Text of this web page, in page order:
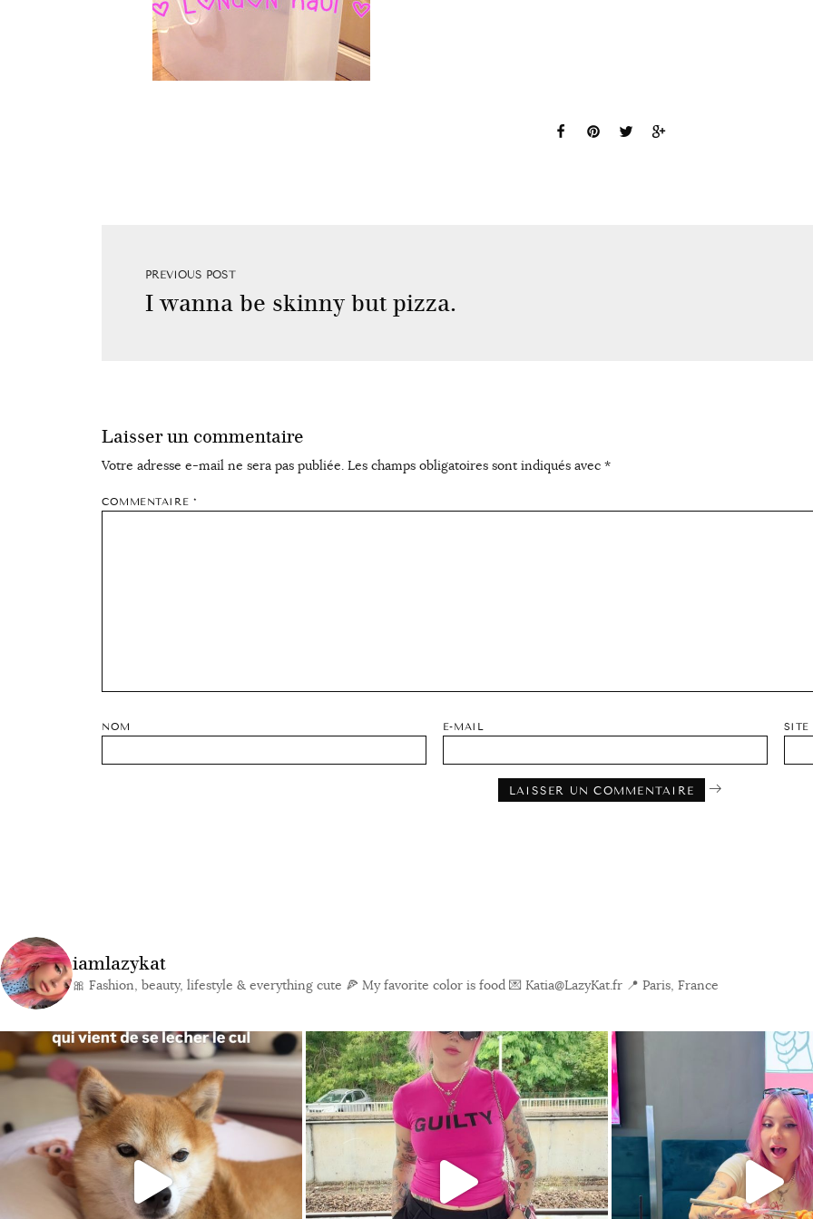
PREVIOUS POST
I wanna be skinny but pizza.
Laisser un commentaire
Votre adresse e-mail ne sera pas publiée. Les champs obligatoires sont indiqués avec *
COMMENTAIRE *
NOM E-MAIL SITE
iamlazykat
🎀 Fashion, beauty, lifestyle & everything cute 🍕 My favorite color is food 💌 Katia@LazyKat.fr 📍 Paris, France